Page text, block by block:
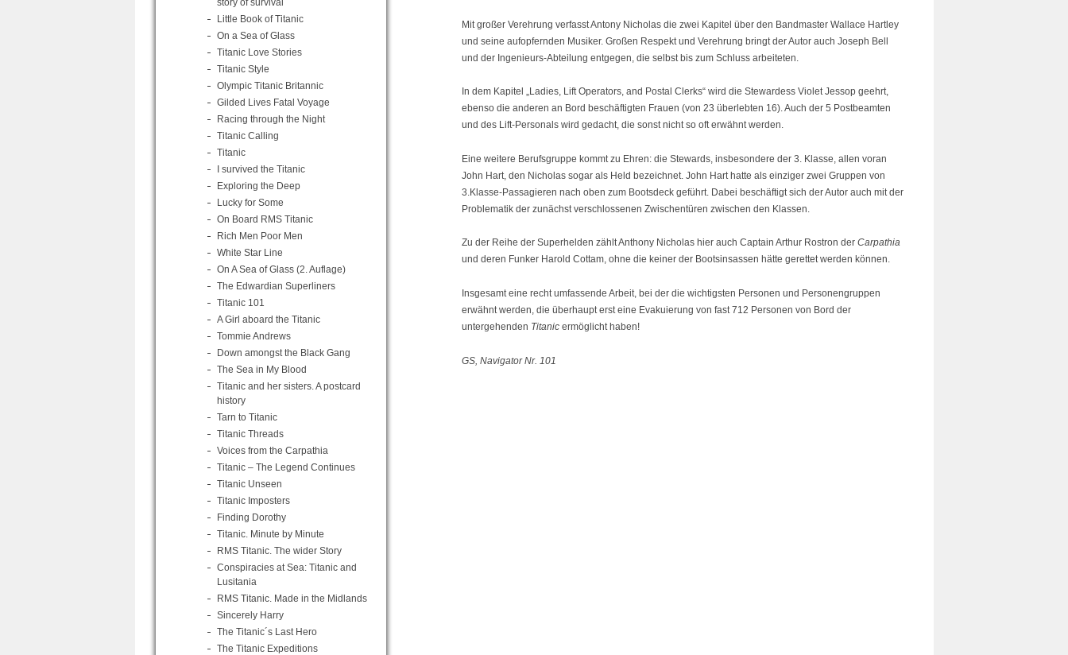
story of survival
Little Book of Titanic
On a Sea of Glass
Titanic Love Stories
Titanic Style
Olympic Titanic Britannic
Gilded Lives Fatal Voyage
Racing through the Night
Titanic Calling
Titanic
I survived the Titanic
Exploring the Deep
Lucky for Some
On Board RMS Titanic
Rich Men Poor Men
White Star Line
On A Sea of Glass (2. Auflage)
The Edwardian Superliners
Titanic 101
A Girl aboard the Titanic
Tommie Andrews
Down amongst the Black Gang
The Sea in My Blood
Titanic and her sisters. A postcard
history
Tarn to Titanic
Titanic Threads
Voices from the Carpathia
Titanic – The Legend Continues
Titanic Unseen
Titanic Imposters
Finding Dorothy
Titanic. Minute by Minute
RMS Titanic. The wider Story
Conspiracies at Sea: Titanic and
Lusitania
RMS Titanic. Made in the Midlands
Sincerely Harry
The Titanic´s Last Hero
The Titanic Expeditions
Mit großer Verehrung verfasst Antony Nicholas die zwei Kapitel über den Bandmaster Wallace Hartley
und seine aufopfernden Musiker. Großen Respekt und Verehrung bringt der Autor auch Joseph Bell
und der Ingenieurs-Abteilung entgegen, die selbst bis zum Schluss arbeiteten.
In dem Kapitel „Ladies, Lift Operators, and Postal Clerks“ wird die Stewardess Violet Jessop geehrt,
ebenso die anderen an Bord beschäftigten Frauen (von 23 überlebten 16). Auch der 5 Postbeamten
und des Lift-Personals wird gedacht, die sonst nicht so oft erwähnt werden.
Eine weitere Berufsgruppe kommt zu Ehren: die Stewards, insbesondere der 3. Klasse, allen voran
John Hart, den Nicholas sogar als Held bezeichnet. John Hart hatte als einziger zwei Gruppen von
3.Klasse-Passagieren nach oben zum Bootsdeck geführt. Dabei beschäftigt sich der Autor auch mit der
Problematik der zunächst verschlossenen Zwischentüren zwischen den Klassen.
Zu der Reihe der Superhelden zählt Anthony Nicholas hier auch Captain Arthur Rostron der Carpathia
und deren Funker Harold Cottam, ohne die keiner der Bootsinsassen hätte gerettet werden können.
Insgesamt eine recht umfassende Arbeit, bei der die wichtigsten Personen und Personengruppen
erwähnt werden, die überhaupt erst eine Evakuierung von fast 712 Personen von Bord der
untergehenden Titanic ermöglicht haben!
GS, Navigator Nr. 101